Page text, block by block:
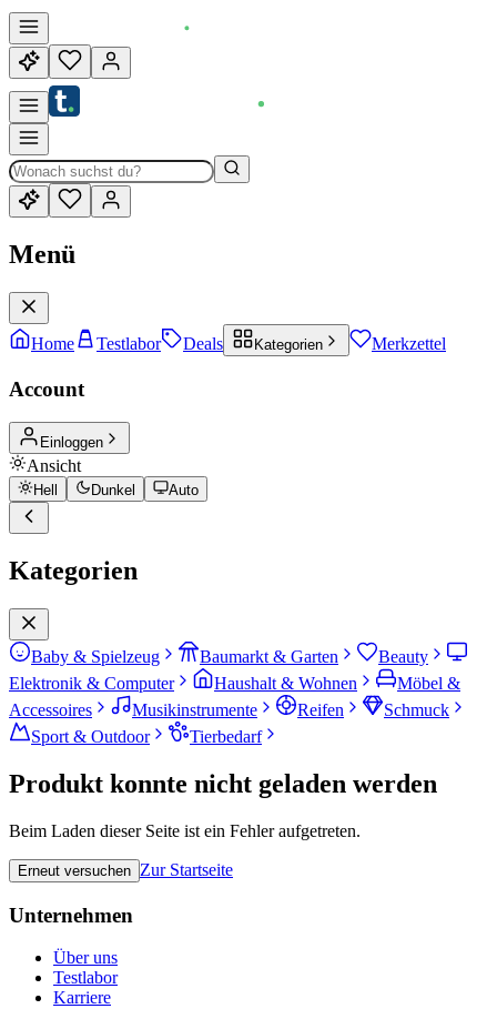
Menü
Home Testlabor Deals Kategorien Merkzettel
Account
Einloggen
Ansicht
Hell Dunkel Auto
Kategorien
Baby & Spielzeug Baumarkt & Garten
Beauty
Elektronik & Computer
Haushalt & Wohnen
Möbel &
Accessoires
Musikinstrumente Reifen
Schmuck
Sport & Outdoor
Tierbedarf
Produkt konnte nicht geladen werden
Beim Laden dieser Seite ist ein Fehler aufgetreten.
Erneut versuchen Zur Startseite
Unternehmen
Über uns
Testlabor
Karriere